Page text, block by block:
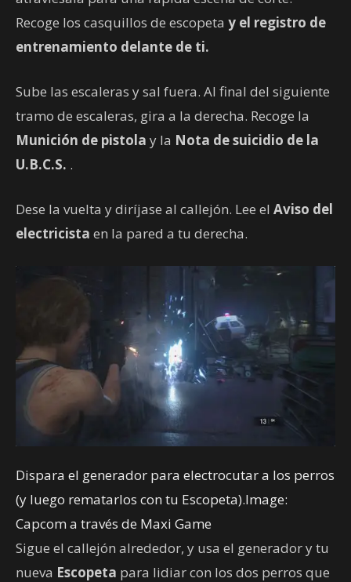
Recoge los casquillos de escopeta y el registro de
entrenamiento delante de ti.
Sube las escaleras y sal fuera. Al final del siguiente
tramo de escaleras, gira a la derecha. Recoge la
Munición de pistola y la Nota de suicidio de la
U.B.C.S. .
Dese la vuelta y diríjase al callejón. Lee el Aviso del
electricista en la pared a tu derecha.
Dispara el generador para electrocutar a los perros
(y luego rematarlos con tu Escopeta).Image:
Capcom a través de Maxi Game
Sigue el callejón alrededor, y usa el generador y tu
nueva Escopeta para lidiar con los dos perros que